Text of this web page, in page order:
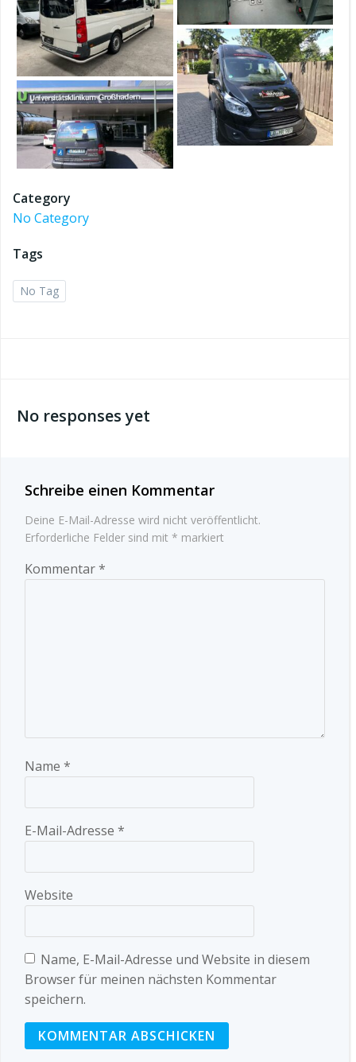
Category
No Category
Tags
No Tag
No responses yet
Schreibe einen Kommentar
Deine E-Mail-Adresse wird nicht veröffentlicht.
Erforderliche Felder sind mit * markiert
Kommentar*
Name *
E-Mail-Adresse *
Website
Name, E-Mail-Adresse und Website in diesem
Browser für meinen nächsten Kommentar
speichern.